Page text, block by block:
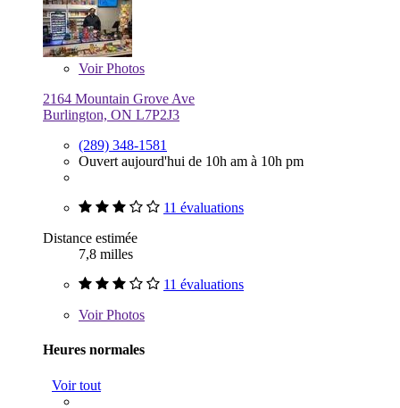
VoirPhotos
2164 Mountain Grove Ave
Burlington, ON L7P2J3
(289) 348-1581
Ouvert aujourd'hui de 10h am à 10h pm
11 évaluations
Distance estimée
7,8 milles
11 évaluations
VoirPhotos
Heures normales
Voir tout